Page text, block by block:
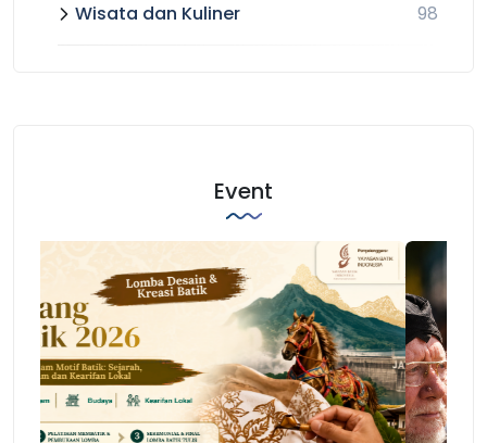
Wisata dan Kuliner 98
Event